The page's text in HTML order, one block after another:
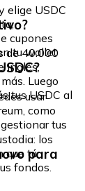
elige USDC
cupones
tu wallet
de 40.000
Inglés,
Luego
tus USDC al
usar
como
tus
los
que tú
fondos.
para